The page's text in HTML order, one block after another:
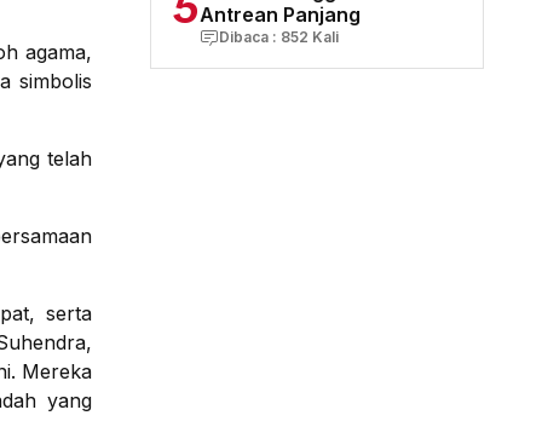
agama,
simbolis
telah
serta
Mereka
yang
Antrean Panjang
Dibaca : 852 Kali